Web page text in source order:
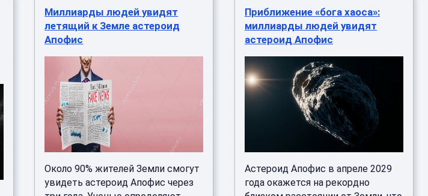
Миллиарды людей увидят
летящий к Земле астероид
Апофис
Около 90% жителей Земли смогут
увидеть астероид Апофис через
Приближение «бога хаоса»:
миллиарды людей увидят
астероид Апофис
Астероид Апофис в апреле 2029
года окажется на рекордно